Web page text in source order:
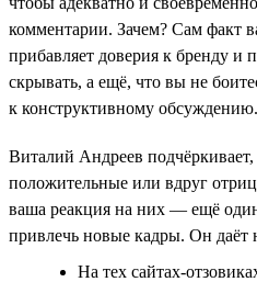
комментарии. Зачем? Сам факт
прибавляет доверия к бренду и
скрывать, а ещё, что вы не
к конструктивному обсуждению.
Виталий Андреев подчёркивает,
положительные или вдруг
ваша реакция на них — ещё
привлечь новые кадры. Он даёт
На тех сайтах-